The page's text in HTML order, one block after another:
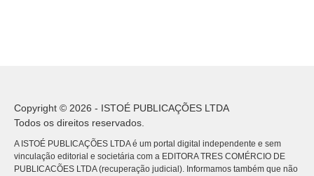
Copyright © 2026 - ISTOÉ PUBLICAÇÕES LTDA
Todos os direitos reservados.
A ISTOÉ PUBLICAÇÕES LTDA é um portal digital independente e sem
vinculação editorial e societária com a EDITORA TRES COMÉRCIO DE
PUBLICACÕES LTDA (recuperação judicial). Informamos também que não